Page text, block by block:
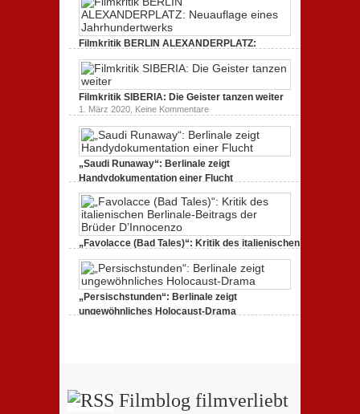
unverständlich,
zur
dreht
durch
Filmkritik BERLIN ALEXANDERPLATZ:
Neuauflage eines Jahrhundertwerks
1. März 2020,Keine Kommentarezu
BERLIN
ALEXANDERPLATZ:
Neuauflage
eines
Jahrhundertwerks
Filmkritik SIBERIA: Die Geister tanzen weiter
1. März 2020, Keine Kommentarezu
Filmkritik
SIBERIA:
Die
Geister
tanzen
weiter
„Saudi Runaway“: Berlinale zeigt
Handydokumentation einer Flucht
„Saudi
Runaway“:
Berlinale
Handydokumentation
einer
„Favolacce (Bad Tales)“: Kritik des italienischen
Berlinale-Beitrags der Brüder D’Innocenzo
25. Februar 2020,Keine Kommentarezu
„Favolacce
(Bad
Tales)“:
Kritik
des
„Persischstunden“: Berlinale zeigt
ungewöhnliches Holocaust-Drama
Filmblog filmverliebt